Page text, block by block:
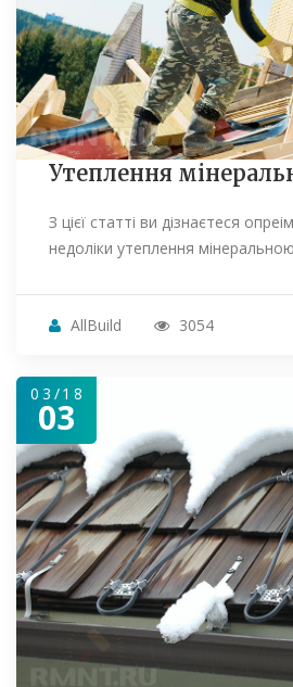
Утеплення
З цієї статті ви дізнаєтеся
недоліки утеплення
AllBuild 3054
03/18
03